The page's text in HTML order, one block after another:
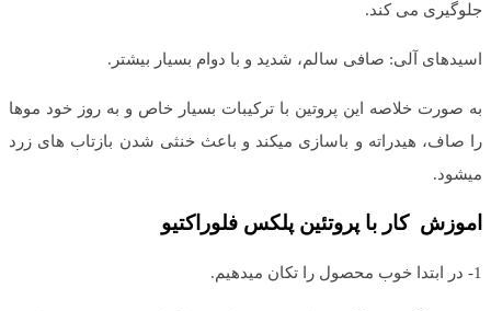
جلوگیری می کند.
اسیدهای آلی: صافی سالم، شدید و با دوام بسیار بیشتر.
به صورت خلاصه این پروتین با ترکیبات بسیار خاص و به روز خود موها
را صاف، هیدراته و باسازی میکند و باعث خنثی شدن بازتاب های زرد
میشود.
اموزش کار با پروتئین پلکس فلوراکتیو
1- در ابتدا خوب محصول را تکان میدهیم.